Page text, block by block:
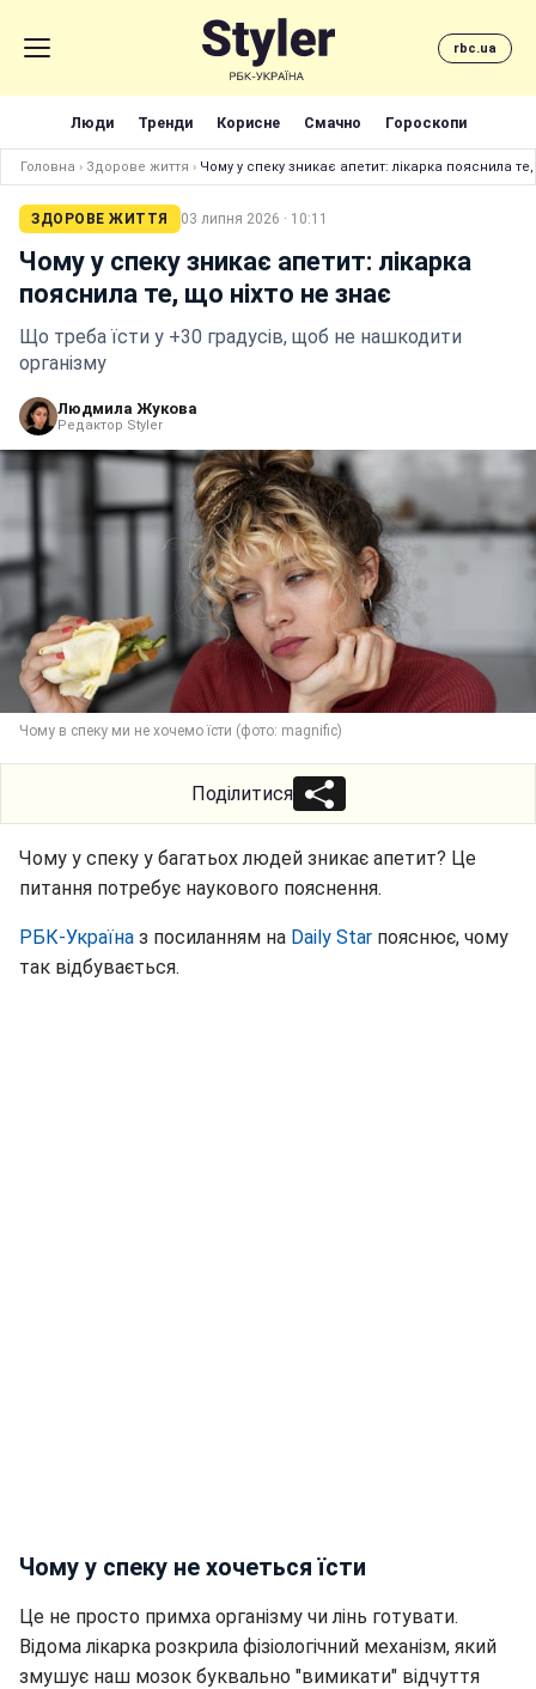
rbc.ua
Люди Тренди Корисне Смачно Гороскопи
Головна › Здорове життя › Чому у спеку зникає апетит: лікарка пояснила
ЗДОРОВЕ ЖИТТЯ 03 липня 2026 · 10:11
Чому у спеку зникає апетит: лікарка
пояснила те, що ніхто не знає
Що треба їсти у +30 градусів, щоб не нашкодити
організму
Людмила Жукова
Редактор Styler
Чому в спеку ми не хочемо їсти (фото: magnific)
Поділитися
Чому у спеку у багатьох людей зникає апетит? Це
питання потребує наукового пояснення.
РБК-Україна з посиланням на Daily Star пояснює, чому
так відбувається.
Чому у спеку не хочеться їсти
Це не просто примха організму чи лінь готувати.
Відома лікарка розкрила фізіологічний механізм, який
змушує наш мозок буквально "вимикати" відчуття